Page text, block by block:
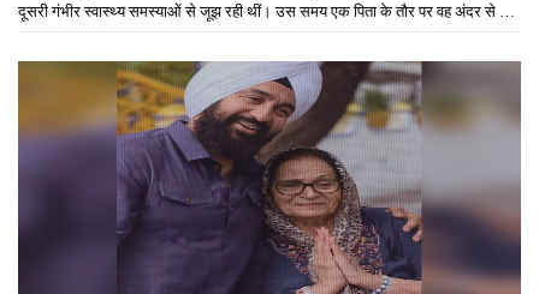
दूसरी गंभीर स्वास्थ्य समस्याओं से जूझ रही थीं। उस समय एक पिता के तौर पर वह अंदर से पूरी
तरह टूट गए थे, लेकिन बेटी के सामने हमेशा मुस्कुराते हुए नजर आते थे ताकि उसका हौसला बना